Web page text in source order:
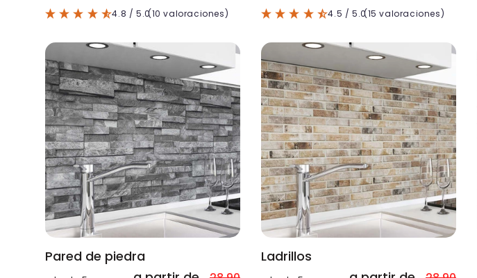
4.8 / 5.0(10 valoraciones) 4.5 / 5.0(15 valoraciones)
Pared de piedra Ladrillos